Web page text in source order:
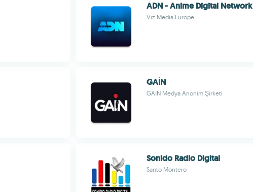
ADN - Anime Digital Network
Viz Media Europe
GAİN
GAİN Medya Anonim Şirketi
Sonido Radio Digital
Santo Montero